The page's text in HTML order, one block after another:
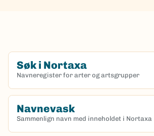
Søk i Nortaxa
Navneregister for arter og artsgrupper
Navnevask
Sammenlign navn med inneholdet i Nortaxa